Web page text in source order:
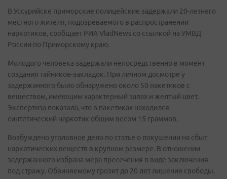
В Уссурийске приморские полицейские задержали 20-летнего
местного жителя, подозреваемого в распространении
наркотиков, сообщает РИА VladNews со ссылкой на УМВД
России по Приморскому краю.
Молодого человека задержали непосредственно в момент
создания тайников-закладок. При личном досмотре у
задержанного было обнаружено около 50 пакетиков с
веществом, имеющим характерный запах и желтый цвет.
Экспертиза показала, что в пакетиках находился
синтетический наркотик общим весом 15 граммов.
Возбуждено уголовное дело по статье о покушении на сбыт
наркотических веществ в крупном размере. В отношении
задержанного избрана мера пресечения в виде заключения
под стражу. Обвиняемому грозит до 20 лет лишения свободы.